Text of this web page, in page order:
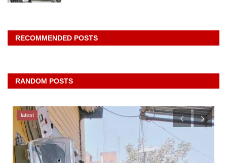
RECOMMENDED POSTS
RANDOM POSTS
latest